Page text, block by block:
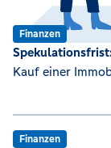
Finanzen
Kauf einer
Finanzen